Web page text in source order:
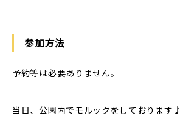
参加方法
予約等は必要ありません。
当日、公園内でモルックをしております♪